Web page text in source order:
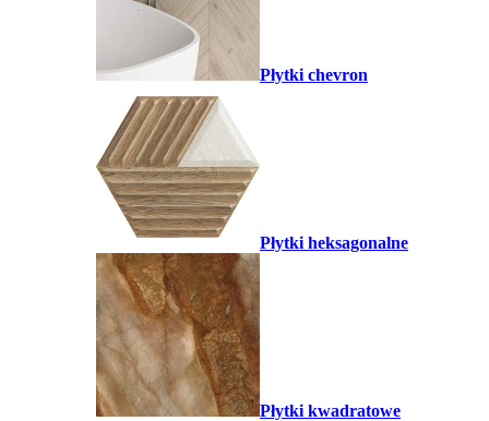
Płytki chevron
Płytki heksagonalne
Płytki kwadratowe